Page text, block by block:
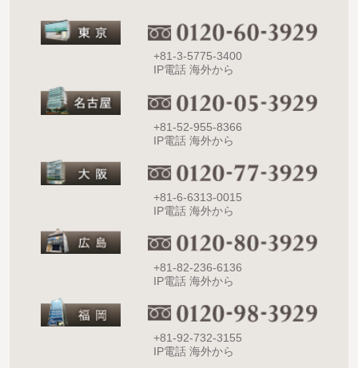
+81-3-5775-3400
IP電話 海外から
+81-52-955-8366
IP電話 海外から
+81-6-6313-0015
IP電話 海外から
+81-82-236-6136
IP電話 海外から
+81-92-732-3155
IP電話 海外から